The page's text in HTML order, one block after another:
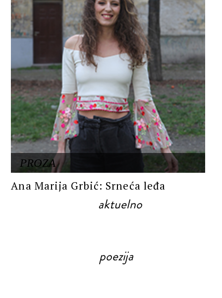
PROZA
Ana Marija Grbić: Srneća leđa
aktuelno
poezija